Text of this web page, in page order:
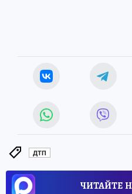
ДТП